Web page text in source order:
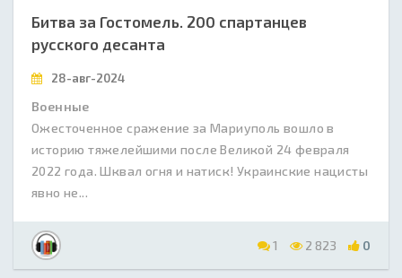
Битва за Гостомель. 200 спартанцев
русского десанта
28-авг-2024
Военные
Ожесточенное сражение за Мариуполь вошло в
историю тяжелейшими после Великой 24 февраля
2022 года. Шквал огня и натиск! Украинские нацисты
явно не...
1 2 823 0